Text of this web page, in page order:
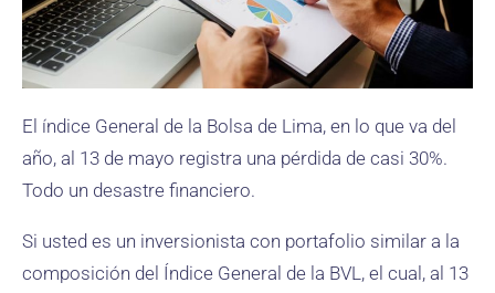
El índice General de la Bolsa de Lima, en lo que va del
año, al 13 de mayo registra una pérdida de casi 30%.
Todo un desastre financiero.
Si usted es un inversionista con portafolio similar a la
composición del Índice General de la BVL, el cual, al 13